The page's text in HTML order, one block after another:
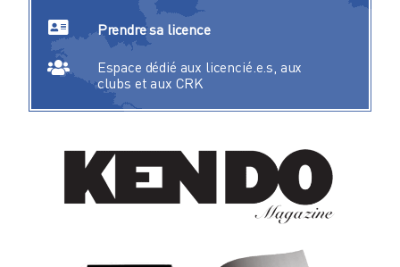
Prendre sa licence
Espace dédié aux licencié.e.s, aux
clubs et aux CRK